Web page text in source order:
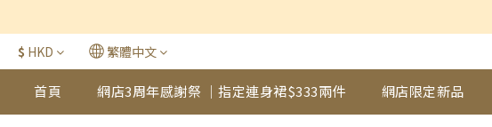
$ HKD 繁體中文
首頁 網店3周年感謝祭 ｜指定連身裙$333兩件 網店限定新品